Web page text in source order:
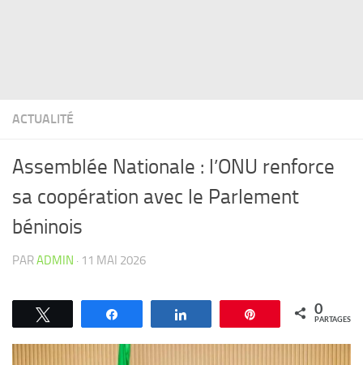
ACTUALITÉ
Assemblée Nationale : l’ONU renforce
sa coopération avec le Parlement
béninois
PARADMIN · 11 MAI 2026
Épingle 0
PARTAGES